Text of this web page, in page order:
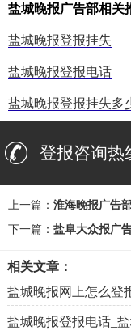
盐城晚报广告部相关
盐城晚报登报挂失
盐城晚报登报电话
盐城晚报登报挂失多
登报咨询热
上一篇： 淮海晚报广告
下一篇： 盐阜大众报广
相关文章：
盐城晚报网上怎么登
盐城晚报登报电话_